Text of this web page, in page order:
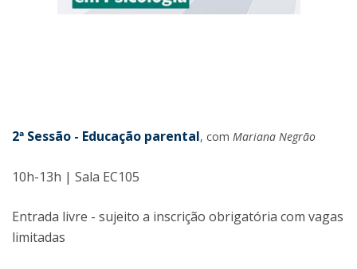
2ª Sessão - Educação parental, com Mariana Negrão
10h-13h | Sala EC105
Entrada livre - sujeito a inscrição obrigatória com vagas
limitadas